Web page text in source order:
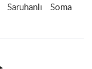
Saruhanlı
Soma